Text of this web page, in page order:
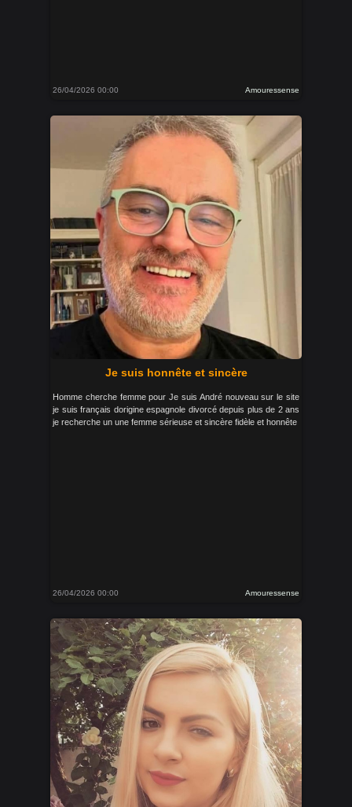
26/04/2026 00:00 Amouressense
Je suis honnête et sincère
Homme cherche femme pour Je suis André nouveau sur le site
je suis français dorigine espagnole divorcé depuis plus de 2 ans
je recherche un une femme sérieuse et sincère fidèle et honnête
26/04/2026 00:00 Amouressense